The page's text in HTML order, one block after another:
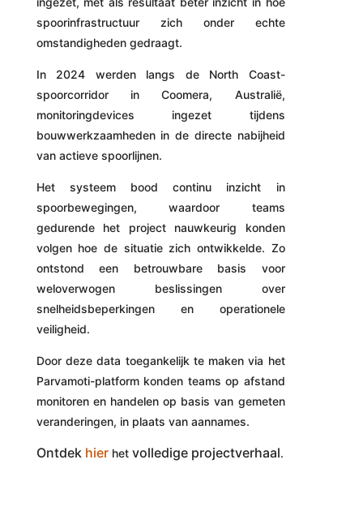
spoorinfrastructuur zich onder echte
omstandigheden gedraagt.
In 2024 werden langs de North Coast-
spoorcorridor in Coomera, Australië,
monitoringdevices ingezet tijdens
bouwwerkzaamheden in de directe nabijheid
van actieve spoorlijnen.
Het systeem bood continu inzicht in
spoorbewegingen, waardoor teams
gedurende het project nauwkeurig konden
volgen hoe de situatie zich ontwikkelde. Zo
ontstond een betrouwbare basis voor
weloverwogen beslissingen over
snelheidsbeperkingen en operationele
veiligheid.
Door deze data toegankelijk te maken via het
Parvamoti-platform konden teams op afstand
monitoren en handelen op basis van gemeten
veranderingen, in plaats van aannames.
Ontdek hier het volledige projectverhaal.